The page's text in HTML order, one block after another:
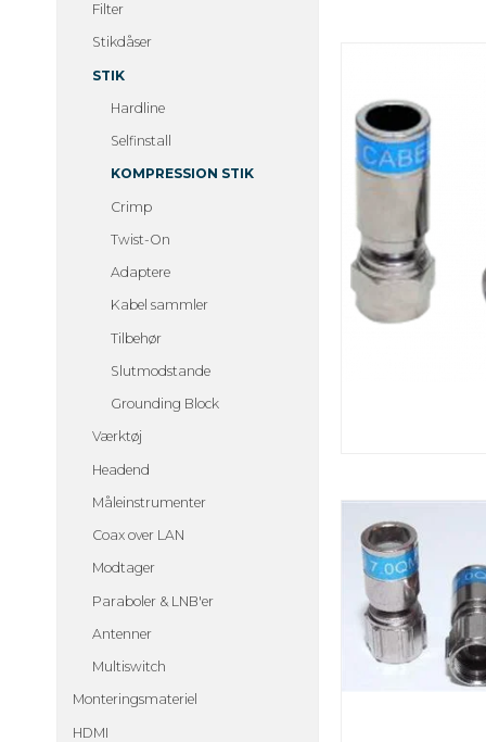
Filter
Stikdåser
STIK
Hardline
Selfinstall
KOMPRESSION STIK
Crimp
Twist-On
Adaptere
Kabel sammler
Tilbehør
Slutmodstande
Grounding Block
Værktøj
Headend
Måleinstrumenter
Coax over LAN
Modtager
Paraboler & LNB'er
Antenner
Multiswitch
Monteringsmateriel
HDMI